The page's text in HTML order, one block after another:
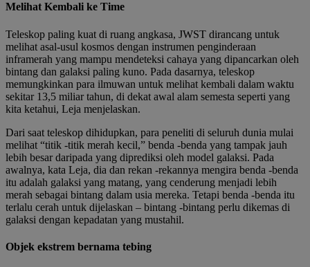
Melihat Kembali ke Time
Teleskop paling kuat di ruang angkasa, JWST dirancang untuk
melihat asal-usul kosmos dengan instrumen penginderaan
inframerah yang mampu mendeteksi cahaya yang dipancarkan oleh
bintang dan galaksi paling kuno. Pada dasarnya, teleskop
memungkinkan para ilmuwan untuk melihat kembali dalam waktu
sekitar 13,5 miliar tahun, di dekat awal alam semesta seperti yang
kita ketahui, Leja menjelaskan.
Dari saat teleskop dihidupkan, para peneliti di seluruh dunia mulai
melihat “titik -titik merah kecil,” benda -benda yang tampak jauh
lebih besar daripada yang diprediksi oleh model galaksi. Pada
awalnya, kata Leja, dia dan rekan -rekannya mengira benda -benda
itu adalah galaksi yang matang, yang cenderung menjadi lebih
merah sebagai bintang dalam usia mereka. Tetapi benda -benda itu
terlalu cerah untuk dijelaskan – bintang -bintang perlu dikemas di
galaksi dengan kepadatan yang mustahil.
Objek ekstrem bernama tebing